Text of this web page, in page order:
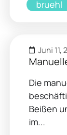
bruehl
Juni 11,
Die
Beißen
im...